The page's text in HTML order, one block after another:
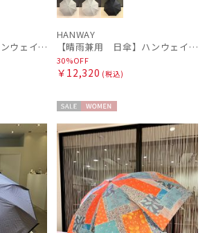
【晴雨兼用 日傘】ハンウェイ（ＨＡＮＷＡＹ）Contour border（コントゥアー・ボーダー)
HANWAY
【晴雨兼用 日傘】ハンウェイ（ＨＡＮＷＡＹ）Lace（レース）
30%OFF
￥12,320 (税込)
ル
N